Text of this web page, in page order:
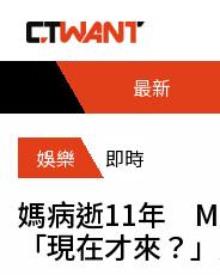
最新
娛樂 即時
媽病逝11年
「現在才來？